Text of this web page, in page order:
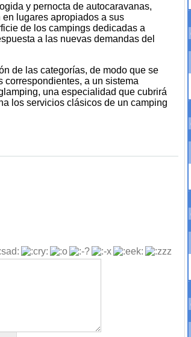
y pernocta de autocaravanas,
lugares apropiados a sus
de los campings dedicadas a
a las nuevas demandas del
de las categorías, de modo que se
correspondientes, a un sistema
una especialidad que cubrirá
los servicios clásicos de un camping